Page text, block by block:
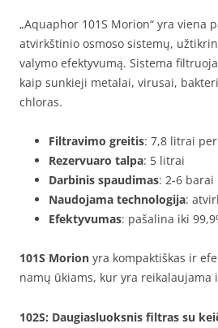
„Aquaphor 101S Morion“ yra viena
atvirkštinio osmoso sistemų,
valymo efektyvumą. Sistema
kaip sunkieji metalai, virusai,
chloras.
Filtravimo greitis: 7,8 litrai
Rezervuaro talpa: 5 litrai
Darbinis spaudimas: 2-6 barai
Naudojama technologija:
Efektyvumas: pašalina iki
101S Morion yra kompaktiškas ir
namų ūkiams, kur yra reikalaujama
102S: Daugiasluoksnis filtras su